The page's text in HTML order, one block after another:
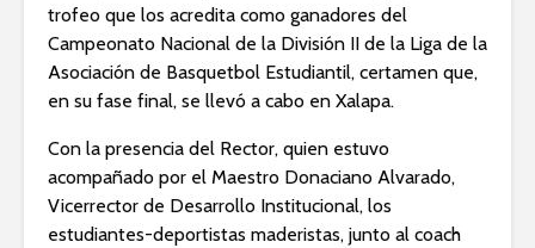
trofeo que los acredita como ganadores del
Campeonato Nacional de la División II de la Liga de la
Asociación de Basquetbol Estudiantil, certamen que,
en su fase final, se llevó a cabo en Xalapa.
Con la presencia del Rector, quien estuvo
acompañado por el Maestro Donaciano Alvarado,
Vicerrector de Desarrollo Institucional, los
estudiantes-deportistas maderistas, junto al coach